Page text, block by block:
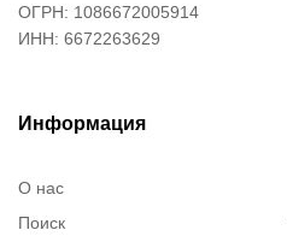
ОГРН: 1086672005914
ИНН: 6672263629
Информация
О нас
Поиск